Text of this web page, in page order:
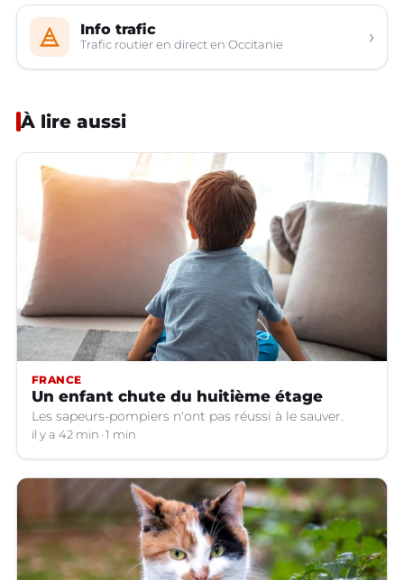
Info trafic
Trafic routier en direct en Occitanie ›
À lire aussi
FRANCE
Un enfant chute du huitième étage
Les sapeurs-pompiers n'ont pas réussi à le sauver.
il y a 42 min 1 min